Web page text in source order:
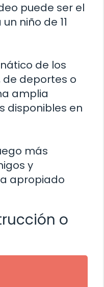
puede ser el
niño de 11
de los
de deportes o
amplia
disponibles en
más
y
apropiado
o